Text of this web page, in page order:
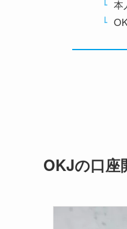
本
OKJの口座